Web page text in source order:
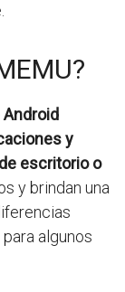
Android
y
escritorio o
y brindan una
algunos